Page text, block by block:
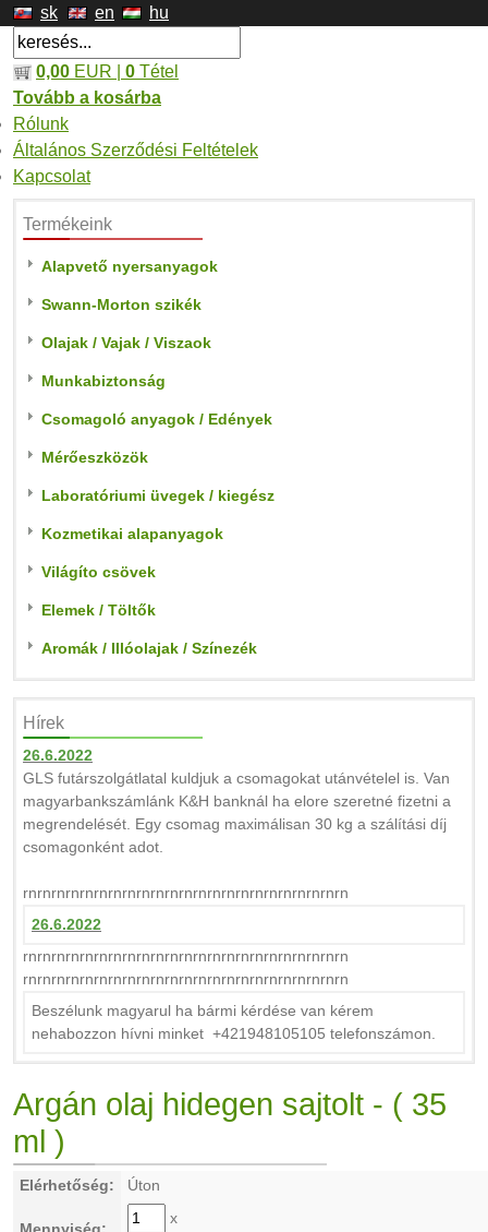
sk en hu
0,00 EUR | 0 Tétel
Tovább a kosárba
Rólunk
Általános Szerződési Feltételek
Kapcsolat
Termékeink
Alapvető nyersanyagok
Swann-Morton szikék
Olajak / Vajak / Viszaok
Munkabiztonság
Csomagoló anyagok / Edények
Mérőeszközök
Laboratóriumi üvegek / kiegész
Kozmetikai alapanyagok
Világíto csövek
Elemek / Töltők
Aromák / Illóolajak / Színezék
Hírek
26.6.2022
GLS futárszolgátlatal kuldjuk a csomagokat utánvételel is. Van
magyarbankszámlánk K&H banknál ha elore szeretné fizetni a
megrendelését. Egy csomag maximálisan 30 kg a szálítási díj
csomagonként adot.
rnrnrnrnrnrnrnrnrnrnrnrnrnrnrnrnrnrnrnrnrnrnrn
26.6.2022
rnrnrnrnrnrnrnrnrnrnrnrnrnrnrnrnrnrnrnrnrnrnrn
rnrnrnrnrnrnrnrnrnrnrnrnrnrnrnrnrnrnrnrnrnrnrn
Beszélunk magyarul ha bármi kérdése van kérem
nehabozzon hívni minket +421948105105 telefonszámon.
Argán olaj hidegen sajtolt - ( 35
ml )
Elérhetőség: Úton
x